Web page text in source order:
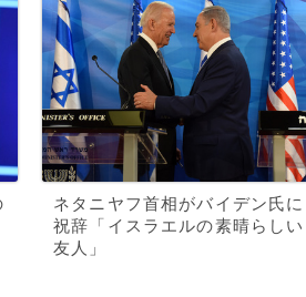
ネタニヤフ首相がバイデン氏に
祝辞「イスラエルの素晴らしい
友人」